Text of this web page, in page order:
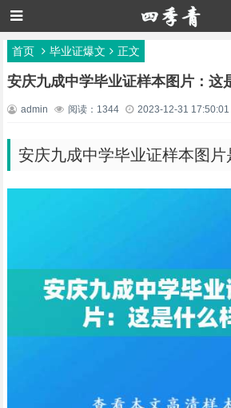
首页 毕业证爆文 正文
安庆九成中学毕业证样本图片：这
admin 阅读：1344 2023-12-31 17:50:01
安庆九成中学毕业证样本图片